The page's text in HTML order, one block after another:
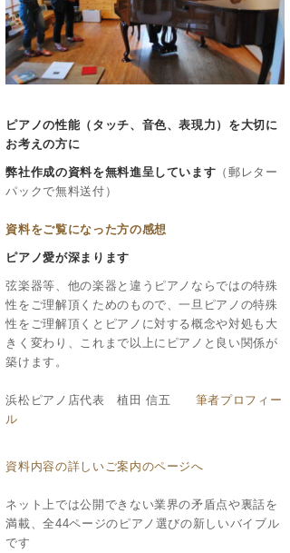
ピアノの性能（タッチ、音色、表現力）を大切に
お考えの方に
弊社作成の資料を無料進呈しています （郵レター
パックで無料送付）
資料をご覧になった方の感想
ピアノ愛が深まります
弦楽器等、他の楽器と違うピアノならではの特殊
性をご理解頂くためのもので、一旦ピアノの特殊
性をご理解頂くとピアノに対する概念や対処も大
きく変わり、これまで以上にピアノと良い関係が
築けます。
浜松ピアノ店代表 植田 信五 筆者プロフィー
ル
資料内容の詳しいご案内のページへ
ネット上では公開できない業界の矛盾点や裏話を
満載、全44ページのピアノ選びの新しいバイブル
です